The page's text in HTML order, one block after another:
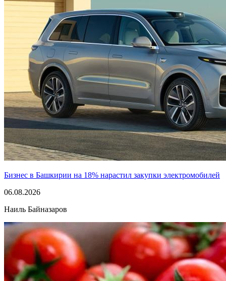
Бизнес в Башкирии на 18% нарастил закупки электромобилей
06.08.2026
Наиль Байназаров